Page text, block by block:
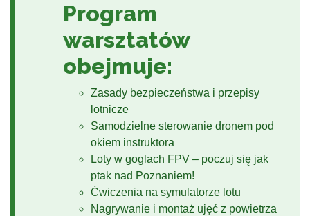
Program
warsztatów
obejmuje:
Zasady bezpieczeństwa i przepisy
lotnicze
Samodzielne sterowanie dronem pod
okiem instruktora
Loty w goglach FPV – poczuj się jak
ptak nad Poznaniem!
Ćwiczenia na symulatorze lotu
Nagrywanie i montaż ujęć z powietrza